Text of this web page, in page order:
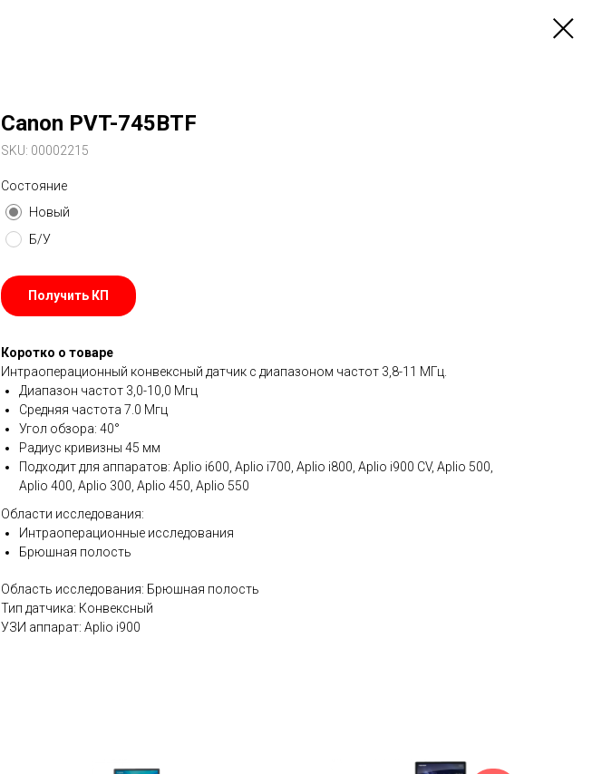
Canon PVT-745BTF
SKU: 00002215
Состояние
Новый
Б/У
Получить КП
Коротко о товаре
Интраоперационный конвексный датчик с диапазоном частот 3,8-11 МГц.
Диапазон частот 3,0-10,0 Мгц
Средняя частота 7.0 Мгц
Угол обзора: 40°
Радиус кривизны 45 мм
Подходит для аппаратов: Aplio i600, Aplio i700, Aplio i800, Aplio i900 CV, Aplio 500,
Aplio 400, Aplio 300, Aplio 450, Aplio 550
Области исследования:
Интраоперационные исследования
Брюшная полость
Область исследования: Брюшная полость
Тип датчика: Конвексный
УЗИ аппарат: Aplio i900